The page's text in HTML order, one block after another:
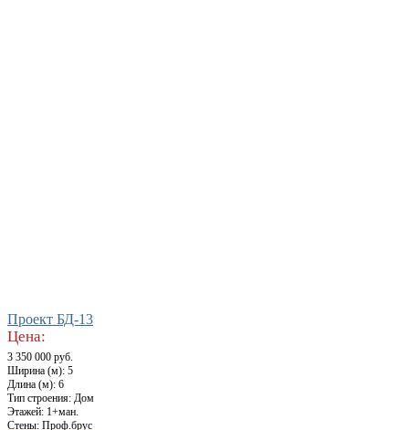
Проект БД-13
Цена:
3 350 000 руб.
Ширина (м): 5
Длина (м): 6
Тип строения: Дом
Этажей: 1+ман.
Стены: Проф.брус